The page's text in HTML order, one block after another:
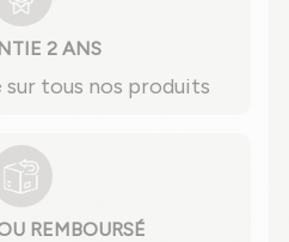
2 ANS
sur tous nos produits
REMBOURSÉ